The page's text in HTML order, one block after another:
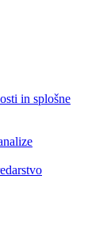
in splošne